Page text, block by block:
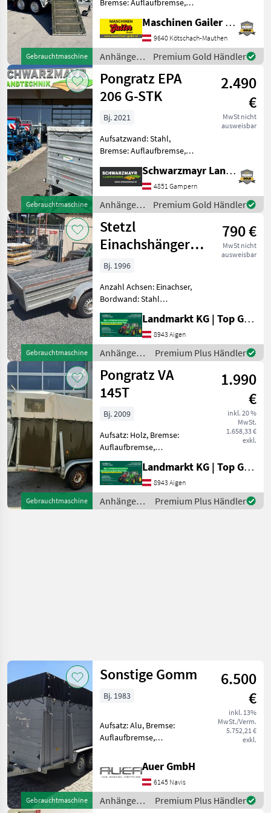
Gebrauchtmaschine
Beleuchtung,
Planenaufbau,
Typenschein, Plane
Gebrauchter Pongratz VA
282T Tandem Viehanhänger
Holzausführ
Maschinen Gailer GmbH
9640 Kötschach-Mauthen
Anhänger /
Pongratz
Premium Gold Händler
Gebrauchtmaschine
Pongratz EPA
206 G-STK
2.490
€
MwSt nicht
ausweisbar
Bj. 2021
Aufsatzwand: Stahl,
Bremse: Auflaufbremse,
Bordwand: Stahl,
Rückmatik, Typenschein,
Plane, Plane 88342 PKW
Anhänger PRIVATVERKAUF
PKW-Anhän
Schwarzmayr Landtechnik GmbH - Gampern
4851 Gampern
Anhänger /
Pongratz
Premium Gold Händler
Gebrauchtmaschine
Stetzl
Einachshänger
230U
790 €
MwSt nicht
ausweisbar
Bj. 1996
Anzahl Achsen: Einachser,
Bordwand: Stahl
Gebrauchter Stetzl PKW-
Anhänger - Baujahr 1996 -
KEINE PAPIERE - Ladefläche
L 2300 x B 1100 x H 400mm -
Ungebremst -
Landmarkt KG | Top Gebrauchtmaschinen Zentrum
8943 Aigen
Anhänger /
Stetzl
Premium Plus Händler
Gebrauchtmaschine
Pongratz VA
145T
1.990
€
inkl. 20 %
MwSt.
1.658,33 €
exkl.
Bj. 2009
Aufsatz: Holz, Bremse:
Auflaufbremse,
Tandemachse,
Planenaufbau,
Typenschein, Plane
Gebrauchter Pongratz
Viehtransportanhänger VA
Landmarkt KG | Top Gebrauchtmaschinen Zentrum
8943 Aigen
Anhänger /
Pongratz
Premium Plus Händler
Gebrauchtmaschine
Sonstige Gomm
6.500
€
inkl. 13%
MwSt./Verm.
5.752,21 €
exkl.
Bj. 1983
Aufsatz: Alu, Bremse:
Auflaufbremse,
Typenschein, Plane,
Beleuchtung Sehr guter
Zustand Pickerl frisch
gemacht Innenmaß 1, 80m
x 3, 05m Holzboden mit
Auer GmbH
6145 Navis
Anhänger /
Premium Plus Händler